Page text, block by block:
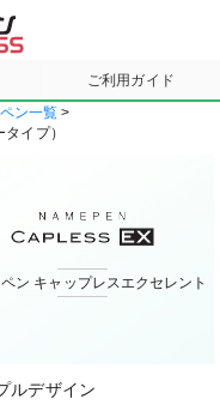
ご利用ガイド
ン一覧 >
イプ）
ン キャップレスエクセレント
ルデザイン